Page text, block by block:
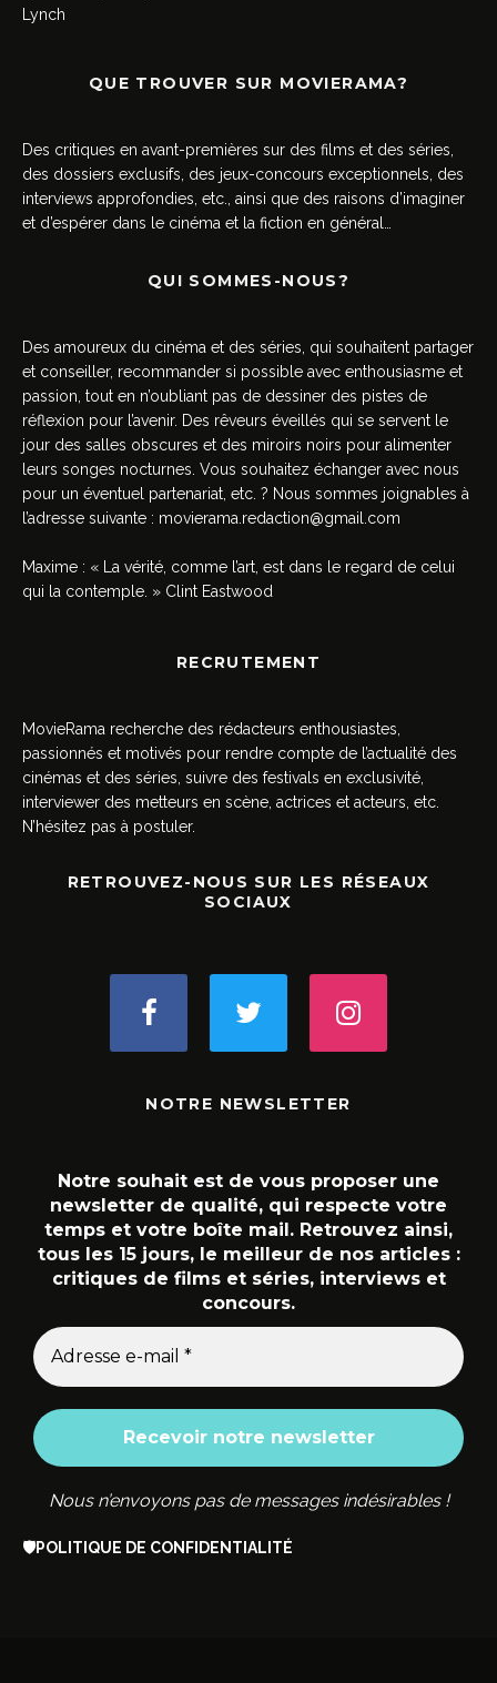
Lynch
QUE TROUVER SUR MOVIERAMA?
Des critiques en avant-premières sur des films et des séries,
des dossiers exclusifs, des jeux-concours exceptionnels, des
interviews approfondies, etc., ainsi que des raisons d’imaginer
et d’espérer dans le cinéma et la fiction en général…
QUI SOMMES-NOUS?
Des amoureux du cinéma et des séries, qui souhaitent partager
et conseiller, recommander si possible avec enthousiasme et
passion, tout en n’oubliant pas de dessiner des pistes de
réflexion pour l’avenir. Des rêveurs éveillés qui se servent le
jour des salles obscures et des miroirs noirs pour alimenter
leurs songes nocturnes. Vous souhaitez échanger avec nous
pour un éventuel partenariat, etc. ? Nous sommes joignables à
l’adresse suivante : movierama.redaction@gmail.com
Maxime : « La vérité, comme l’art, est dans le regard de celui
qui la contemple. » Clint Eastwood
RECRUTEMENT
MovieRama recherche des rédacteurs enthousiastes,
passionnés et motivés pour rendre compte de l’actualité des
cinémas et des séries, suivre des festivals en exclusivité,
interviewer des metteurs en scène, actrices et acteurs, etc.
N’hésitez pas à postuler.
RETROUVEZ-NOUS SUR LES RÉSEAUX
SOCIAUX
NOTRE NEWSLETTER
Notre souhait est de vous proposer une
newsletter de qualité, qui respecte votre
temps et votre boîte mail. Retrouvez ainsi,
tous les 15 jours, le meilleur de nos articles :
critiques de films et séries, interviews et
concours.
Nous n’envoyons pas de messages indésirables !
🛡️POLITIQUE DE CONFIDENTIALITÉ